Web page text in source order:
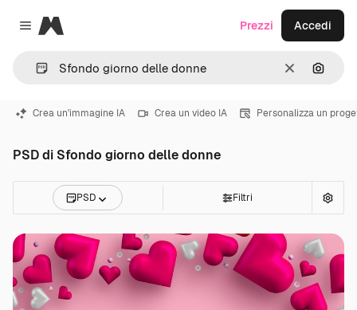
Close menu
Magnific
CancellaCerca
Prezzi Accedi
Crea un'immagine IA Crea un video IA Personalizza un
PSD di Sfondo giorno delle donne
PSD Filtri